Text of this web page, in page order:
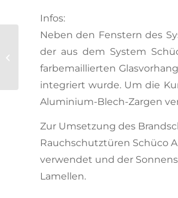
Infos:
Neben den Fenstern des
der aus dem System
farbemaillierten
integriert wurde. Um die
Aluminium-Blech-Zargen
Zur Umsetzung des
Rauchschutztüren Schüco
verwendet und der
Lamellen.
DULA Dortmund